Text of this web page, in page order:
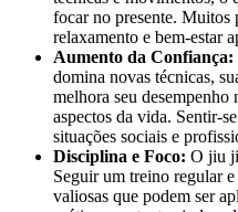
focar no presente. Muitos
relaxamento e bem-estar
Aumento da Confiança:
domina novas técnicas,
melhora seu desempenho
aspectos da vida. Sentir-
situações sociais e
Disciplina e Foco: O jiu
Seguir um treino regular
valiosas que podem ser